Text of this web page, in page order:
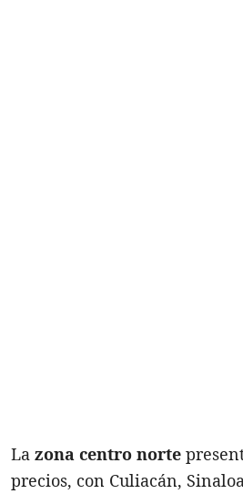
La zona centro norte
precios, con Culiacán,